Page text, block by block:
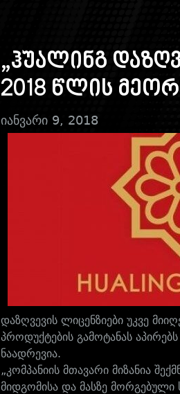
„ჰუალინგ
2018 წლის
იანვარი 9, 2018
დაზღვევის ლიცენზიები უკვე
პროდუქტების გამოტანას
ნაადრევია.
„კომპანიის მთავარი მიზანია
მიდგომისა და მასზე